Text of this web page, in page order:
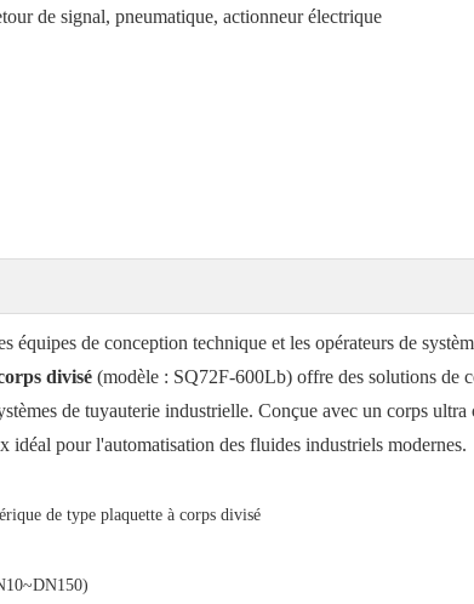
de signal, pneumatique, actionneur électrique
de conception technique et les opérateurs de
divisé (modèle : SQ72F-600Lb) offre des solutions de
de tuyauterie industrielle. Conçue avec un corps ultra
idéal pour l'automatisation des fluides industriels modernes.
de type plaquette à corps divisé